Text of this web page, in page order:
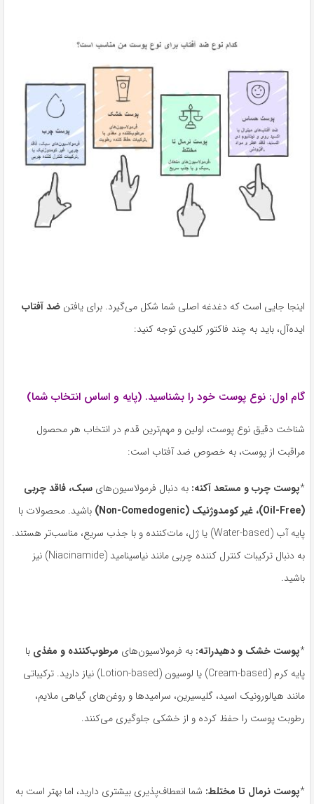
اینجا جایی است که دغدغه اصلی شما شکل می‌گیرد. برای یافتن ضد آفتاب
ایده‌آل، باید به چند فاکتور کلیدی توجه کنید:
گام اول: نوع پوست خود را بشناسید. (پایه و اساس انتخاب شما)
شناخت دقیق نوع پوست، اولین و مهم‌ترین قدم در انتخاب هر محصول
مراقبت از پوست، به خصوص ضد آفتاب است:
*پوست چرب و مستعد آکنه: به دنبال فرمولاسیون‌های سبک، فاقد چربی
(Oil-Free)
، غیر کومدوژنیک (Non-Comedogenic)
باشید. محصولات با
پایه آب (Water-based) یا ژل، مات‌کننده و با جذب سریع، مناسب‌تر هستند.
به دنبال ترکیبات کنترل کننده چربی مانند نیاسینامید (Niacinamide) نیز
باشید.
*پوست خشک و دهیدراته: به فرمولاسیون‌های مرطوب‌کننده و مغذی با
پایه کرم (Cream-based) یا لوسیون (Lotion-based) نیاز دارید. ترکیباتی
مانند هیالورونیک اسید، گلیسیرین، سرامیدها و روغن‌های گیاهی ملایم،
رطوبت پوست را حفظ کرده و از خشکی جلوگیری می‌کنند.
*پوست نرمال تا مختلط: شما انعطاف‌پذیری بیشتری دارید، اما بهتر است به